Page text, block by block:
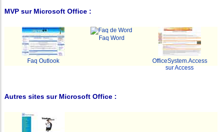
MVP sur Microsoft Office :
Faq Outlook
Faq Word
OfficeSystem.Access
sur Access
Autres sites sur Microsoft Office :